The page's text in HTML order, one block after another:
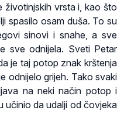
životinjskih vrsta i, kao što
spasilo osam duša. To su
sinovi i snahe, a sve
sve odnijela. Sveti Petar
je taj potop znak krštenja
odnijelo grijeh. Tako svaki
na neki način potop i
učinio da udalji od čovjeka